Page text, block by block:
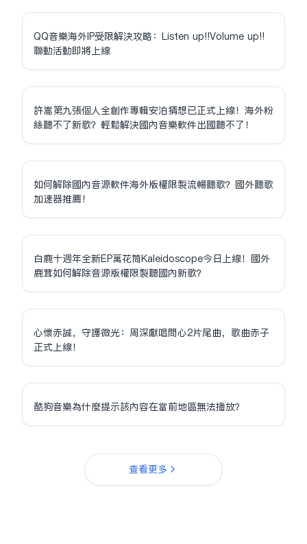
QQ音樂海外IP受限解決攻略：Listen up!!Volume up!!
聯動活動即將上線
許嵩第九張個人全創作專輯安泊猜想已正式上線！海外粉
絲聽不了新歌？輕鬆解決國內音樂軟件出國聽不了！
如何解除國內音源軟件海外版權限制流暢聽歌？國外聽歌
加速器推薦！
白鹿十週年全新EP萬花筒Kaleidoscope今日上線！國外
鹿茸如何解除音源版權限制聽國內新歌？
心懷赤誠，守護微光：周深獻唱問心2片尾曲，歌曲赤子
正式上線！
酷狗音樂為什麼提示該內容在當前地區無法播放？
查看更多